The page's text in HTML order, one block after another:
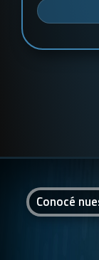
Conocé